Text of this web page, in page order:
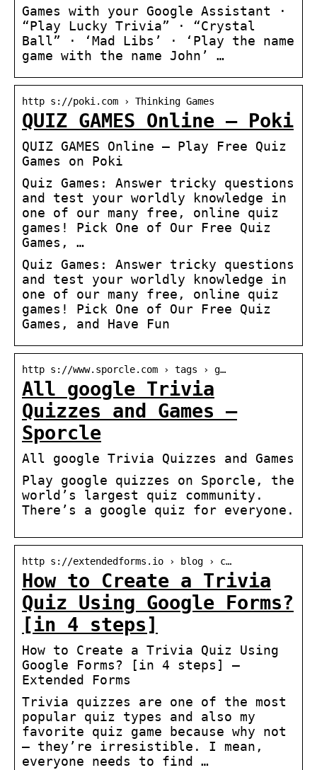
Games with your Google Assistant ·
“Play Lucky Trivia” · “Crystal
Ball” · ‘Mad Libs’ · ‘Play the name
game with the name John’ …
http s://poki.com › Thinking Games
QUIZ GAMES Online – Poki
QUIZ GAMES Online – Play Free Quiz
Games on Poki
Quiz Games: Answer tricky questions
and test your worldly knowledge in
one of our many free, online quiz
games! Pick One of Our Free Quiz
Games, …
Quiz Games: Answer tricky questions
and test your worldly knowledge in
one of our many free, online quiz
games! Pick One of Our Free Quiz
Games, and Have Fun
http s://www.sporcle.com › tags › g…
All google Trivia
Quizzes and Games –
Sporcle
All google Trivia Quizzes and Games
Play google quizzes on Sporcle, the
world’s largest quiz community.
There’s a google quiz for everyone.
http s://extendedforms.io › blog › c…
How to Create a Trivia
Quiz Using Google Forms?
[in 4 steps]
How to Create a Trivia Quiz Using
Google Forms? [in 4 steps] –
Extended Forms
Trivia quizzes are one of the most
popular quiz types and also my
favorite quiz game because why not
– they’re irresistible. I mean,
everyone needs to find …